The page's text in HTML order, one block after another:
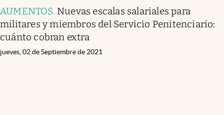
AUMENTOS. Nuevas escalas salariales para
militares y miembros del Servicio Penitenciario:
cuánto cobran extra
jueves, 02 de Septiembre de 2021